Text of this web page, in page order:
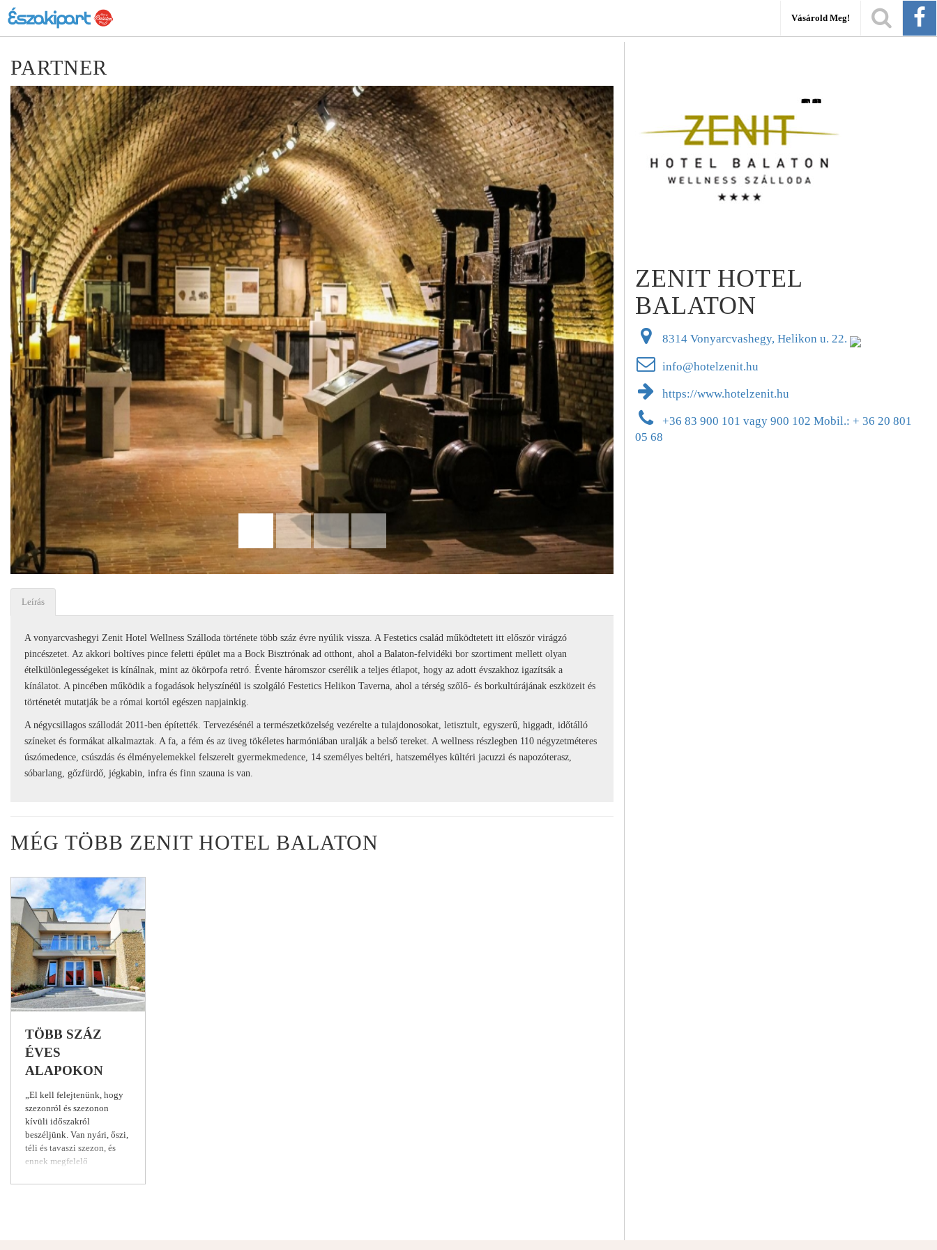
Vásárold Meg!
ZENIT HOTEL
BALATON
8314 Vonyarcvashegy, Helikon u. 22.
info@hotelzenit.hu
https://www.hotelzenit.hu
+36 83 900 101 vagy 900 102 Mobil.: + 36 20 801
05 68
PARTNER
Leírás
A vonyarcvashegyi Zenit Hotel Wellness Szálloda története több száz évre nyúlik vissza. A Festetics család működtetett itt először virágzó
pincészetet. Az akkori boltíves pince feletti épület ma a Bock Bisztrónak ad otthont, ahol a Balaton-felvidéki bor szortiment mellett olyan
ételkülönlegességeket is kínálnak, mint az ökörpofa retró. Évente háromszor cserélik a teljes étlapot, hogy az adott évszakhoz igazítsák a
kínálatot. A pincében működik a fogadások helyszínéül is szolgáló Festetics Helikon Taverna, ahol a térség szőlő- és borkultúrájának eszközeit és
történetét mutatják be a római kortól egészen napjainkig.
A négycsillagos szállodát 2011-ben építették. Tervezésénél a természetközelség vezérelte a tulajdonosokat, letisztult, egyszerű, higgadt, időtálló
színeket és formákat alkalmaztak. A fa, a fém és az üveg tökéletes harmóniában uralják a belső tereket. A wellness részlegben 110 négyzetméteres
úszómedence, csúszdás és élményelemekkel felszerelt gyermekmedence, 14 személyes beltéri, hatszemélyes kültéri jacuzzi és napozóterasz,
sóbarlang, gőzfürdő, jégkabin, infra és finn szauna is van.
MÉG TÖBB ZENIT HOTEL BALATON
TÖBB SZÁZ
ÉVES
ALAPOKON
„El kell felejtenünk, hogy
szezonról és szezonon
kívüli időszakról
beszéljünk. Van nyári, őszi,
téli és tavaszi szezon, és
ennek megfelelő
Ma már nem elég négy fal